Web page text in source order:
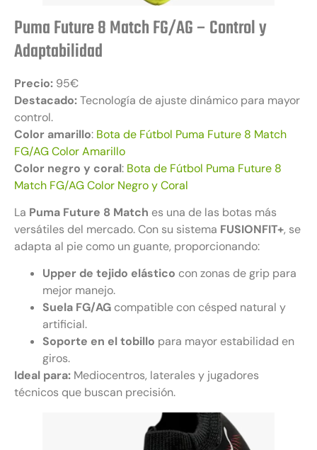
Puma Future 8 Match FG/AG – Control y
Adaptabilidad
Precio: 95€
Destacado:Tecnología de ajuste dinámico para mayor
control.
Color amarillo: Bota de Fútbol Puma Future 8 Match
FG/AG Color Amarillo
Color negro y coral: Bota de Fútbol Puma Future 8
Match FG/AG Color Negro y Coral
La Puma Future 8 Match es una de las botas más
versátiles del mercado. Con su sistema FUSIONFIT+, se
adapta al pie como un guante, proporcionando:
Upper de tejido elástico con zonas de grip para
mejor manejo.
Suela FG/AG compatible con césped natural y
artificial.
Soporte en el tobillo para mayor estabilidad en
giros.
Ideal para: Mediocentros, laterales y jugadores
técnicos que buscan precisión.